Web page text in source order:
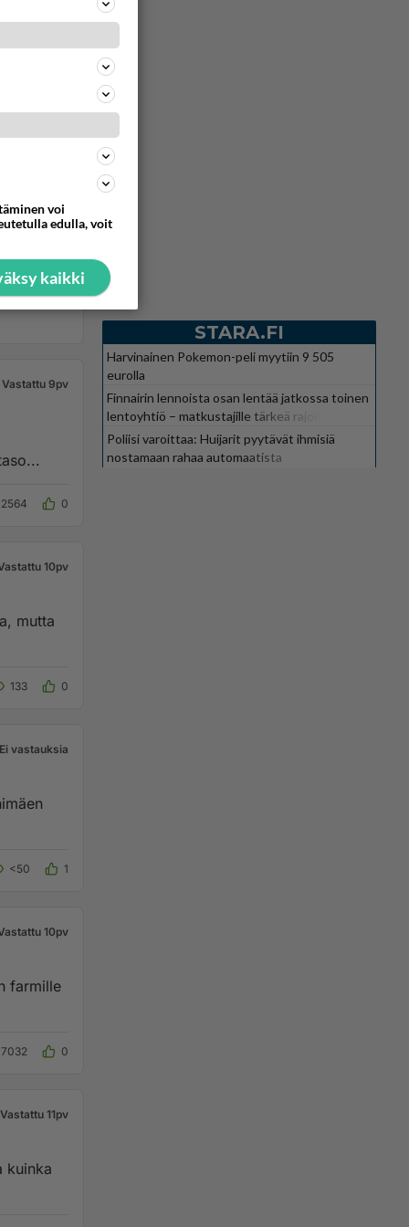
Vastattu 9pv
0
10pv
mutta
133 0
Ei vastauksia
<50 1
10pv
farmille
0
Vastattu 11pv
STARA.FI
Harvinainen Pokemon-peli myytiin 9 505
eurolla
Finnairin lennoista osan lentää jatkossa toinen
lentoyhtiö – matkustajille tärkeä rajoitus
Poliisi varoittaa: Huijarit pyytävät ihmisiä
nostamaan rahaa automaatista
voi
edulla, voit
kaikki